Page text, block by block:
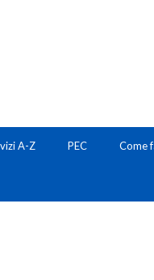
A-Z PEC Come